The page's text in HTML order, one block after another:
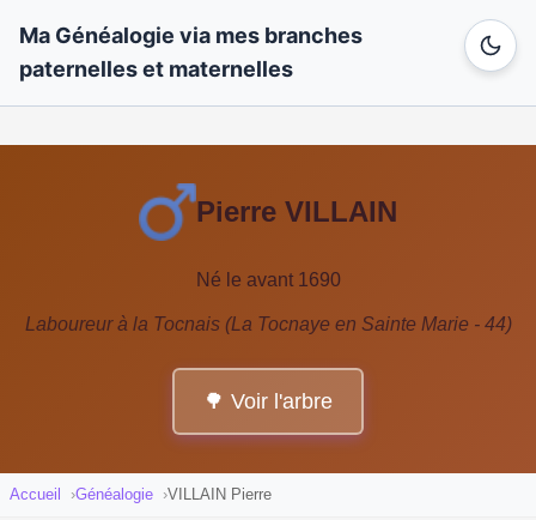
Ma Généalogie via mes branches
paternelles et maternelles
Pierre VILLAIN
Né le avant 1690
Laboureur à la Tocnais (La Tocnaye en Sainte Marie - 44)
🌳 Voir l'arbre
Accueil Généalogie VILLAIN Pierre